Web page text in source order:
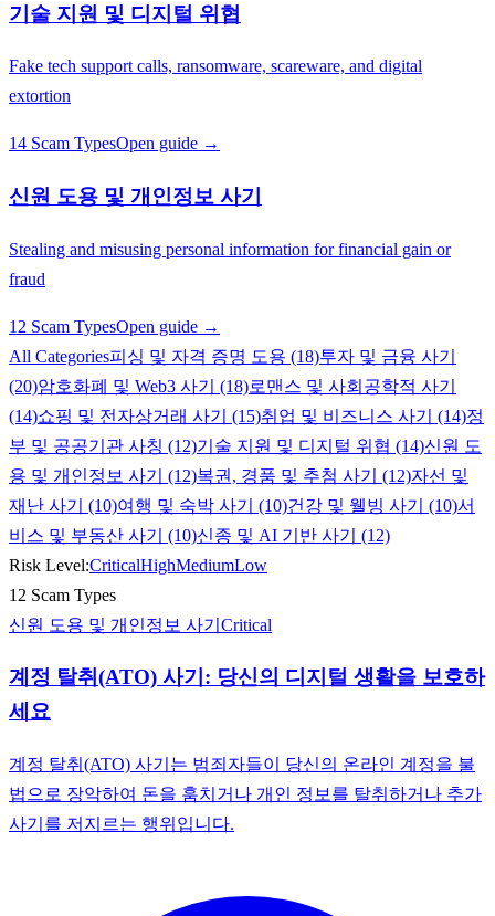
기술 지원 및 디지털 위협
Fake tech support calls, ransomware, scareware, and digital
extortion
14 Scam TypesOpen guide →
신원 도용 및 개인정보 사기
Stealing and misusing personal information for financial gain or
fraud
12 Scam TypesOpen guide →
All Categories피싱 및 자격 증명 도용 (18)투자 및 금융 사기
(20)암호화폐 및 Web3 사기 (18)로맨스 및 사회공학적 사기
(14)쇼핑 및 전자상거래 사기 (15)취업 및 비즈니스 사기 (14)정
부 및 공공기관 사칭 (12)기술 지원 및 디지털 위협 (14)신원 도
용 및 개인정보 사기 (12)복권, 경품 및 추첨 사기 (12)자선 및
재난 사기 (10)여행 및 숙박 사기 (10)건강 및 웰빙 사기 (10)서
비스 및 부동산 사기 (10)신종 및 AI 기반 사기 (12)
Risk Level:CriticalHighMediumLow
12 Scam Types
신원 도용 및 개인정보 사기 Critical
계정 탈취(ATO) 사기: 당신의 디지털 생활을 보호하
세요
계정 탈취(ATO) 사기는 범죄자들이 당신의 온라인 계정을 불
법으로 장악하여 돈을 훔치거나 개인 정보를 탈취하거나 추가
사기를 저지르는 행위입니다.